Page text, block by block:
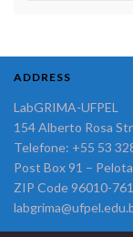
ADDRESS
LabGRIMA-UFPEL
154 Alberto Rosa
Telefone: +55 53
Post Box 91 –
ZIP Code 96010-